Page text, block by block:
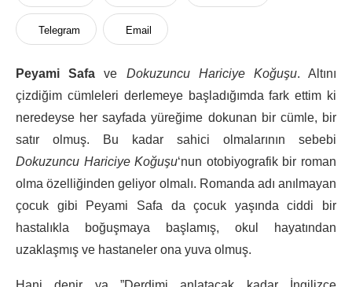
Telegram Email
Peyami Safa ve Dokuzuncu Hariciye Koğuşu. Altını
çizdiğim cümleleri derlemeye başladığımda fark ettim ki
neredeyse her sayfada yüreğime dokunan bir cümle, bir
satır olmuş. Bu kadar sahici olmalarının sebebi
Dokuzuncu Hariciye Koğuşu‘nun otobiyografik bir roman
olma özelliğinden geliyor olmalı. Romanda adı anılmayan
çocuk gibi Peyami Safa da çocuk yaşında ciddi bir
hastalıkla boğuşmaya başlamış, okul hayatından
uzaklaşmış ve hastaneler ona yuva olmuş.